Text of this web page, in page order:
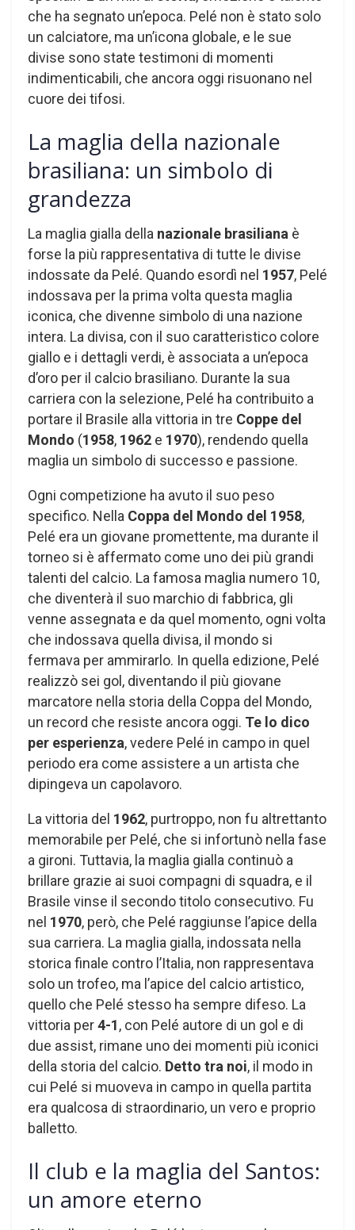
che ha segnato un’epoca. Pelé non è stato solo
un calciatore, ma un’icona globale, e le sue
divise sono state testimoni di momenti
indimenticabili, che ancora oggi risuonano nel
cuore dei tifosi.
La maglia della nazionale
brasiliana: un simbolo di
grandezza
La maglia gialla della nazionale brasiliana è
forse la più rappresentativa di tutte le divise
indossate da Pelé. Quando esordì nel 1957, Pelé
indossava per la prima volta questa maglia
iconica, che divenne simbolo di una nazione
intera. La divisa, con il suo caratteristico colore
giallo e i dettagli verdi, è associata a un’epoca
d’oro per il calcio brasiliano. Durante la sua
carriera con la selezione, Pelé ha contribuito a
portare il Brasile alla vittoria in tre Coppe del
Mondo (1958, 1962 e 1970), rendendo quella
maglia un simbolo di successo e passione.
Ogni competizione ha avuto il suo peso
specifico. Nella Coppa del Mondo del 1958,
Pelé era un giovane promettente, ma durante il
torneo si è affermato come uno dei più grandi
talenti del calcio. La famosa maglia numero 10,
che diventerà il suo marchio di fabbrica, gli
venne assegnata e da quel momento, ogni volta
che indossava quella divisa, il mondo si
fermava per ammirarlo. In quella edizione, Pelé
realizzò sei gol, diventando il più giovane
marcatore nella storia della Coppa del Mondo,
un record che resiste ancora oggi. Te lo dico
per esperienza, vedere Pelé in campo in quel
periodo era come assistere a un artista che
dipingeva un capolavoro.
La vittoria del 1962, purtroppo, non fu altrettanto
memorabile per Pelé, che si infortunò nella fase
a gironi. Tuttavia, la maglia gialla continuò a
brillare grazie ai suoi compagni di squadra, e il
Brasile vinse il secondo titolo consecutivo. Fu
nel 1970, però, che Pelé raggiunse l’apice della
sua carriera. La maglia gialla, indossata nella
storica finale contro l’Italia, non rappresentava
solo un trofeo, ma l’apice del calcio artistico,
quello che Pelé stesso ha sempre difeso. La
vittoria per4-1, con Pelé autore di un gol e di
due assist, rimane uno dei momenti più iconici
della storia del calcio. Detto tra noi, il modo in
cui Pelé si muoveva in campo in quella partita
era qualcosa di straordinario, un vero e proprio
balletto.
Il club e la maglia del Santos:
un amore eterno